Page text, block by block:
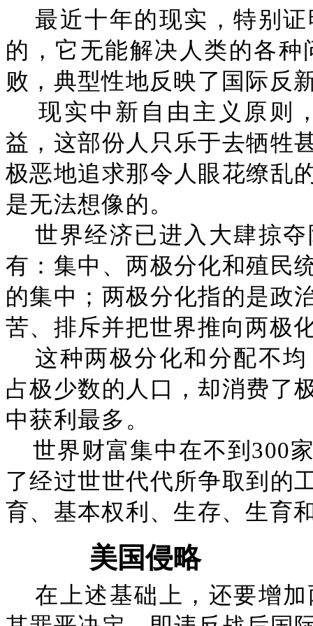
最近十年的现实，特别
的，它无能解决人类的各
败，典型性地反映了国际反
现实中新自由主义原则
益，这部份人只乐于去牺牲
极恶地追求那令人眼花缭乱
是无法想像的。
世界经济已进入大肆掠
有：集中、两极分化和殖民
的集中；两极分化指的是政
苦、排斥并把世界推向两极
这种两极分化和分配不
占极少数的人口，却消费了
中获利最多。
世界财富集中在不到300
了经过世世代代所争取到的
育、基本权利、生存、生育
美国侵略
在上述基础上，还要增